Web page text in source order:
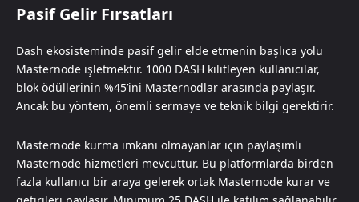
Pasif Gelir Fırsatları
Dash ekosisteminde pasif gelir elde etmenin başlıca yolu
Masternode işletmektir. 1000 DASH kilitleyen kullanıcılar,
blok ödüllerinin %45’ini Masternodlar arasında paylaşır.
Ancak bu yöntem, önemli sermaye ve teknik bilgi gerektirir.
Masternode kurma imkanı olmayanlar için paylaşımlı
Masternode hizmetleri mevcuttur. Bu platformlarda birden
fazla kullanıcı bir araya gelerek ortak Masternode kurar ve